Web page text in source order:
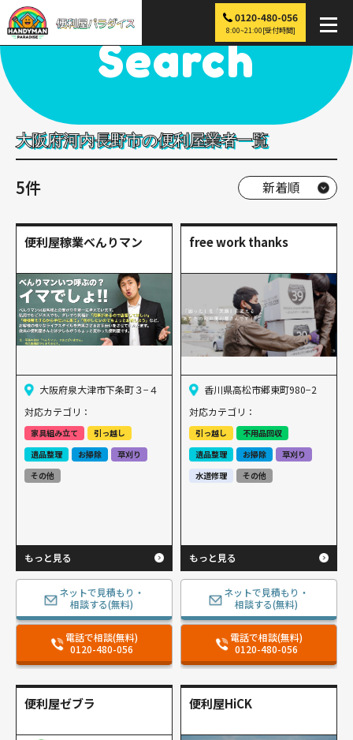
0120-480-056
8:00~21:00[受付時間]
便利屋パラダイス > 探す > 河内長野市
Search
大阪府河内長野市の便利屋業者一覧
5件
便利屋稼業べんりマン
大阪府泉大津市下条町３−４
対応カテゴリ：
家具組み立て
引っ越し
遺品整理
お掃除
草刈り
その他
もっと見る
ネットで見積もり・
相談する(無料)
電話で相談(無料)
0120-480-056
free work thanks
香川県高松市郷東町980−2
対応カテゴリ：
引っ越し
不用品回収
遺品整理
お掃除
草刈り
水道修理
その他
もっと見る
ネットで見積もり・
相談する(無料)
電話で相談(無料)
0120-480-056
便利屋ゼブラ 便利屋HiCK